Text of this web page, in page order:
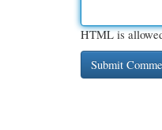
HTML is